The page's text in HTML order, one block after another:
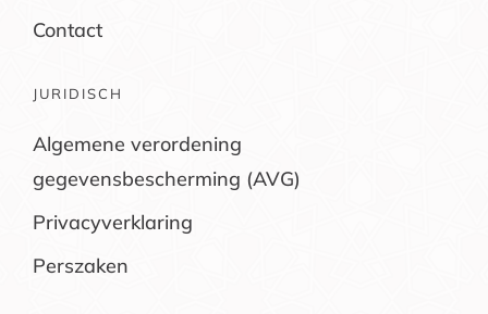
Contact
JURIDISCH
Algemene verordening
gegevensbescherming (AVG)
Privacyverklaring
Perszaken